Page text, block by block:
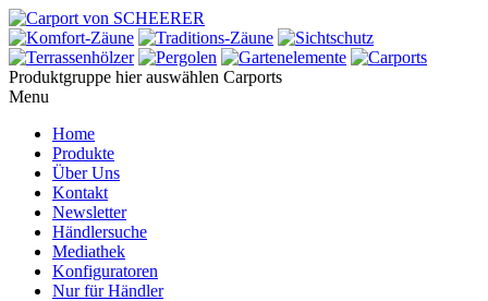
Produktgruppe hier auswählen Carports
Menu
Home
Produkte
Über Uns
Kontakt
Newsletter
Händlersuche
Mediathek
Konfiguratoren
Nur für Händler